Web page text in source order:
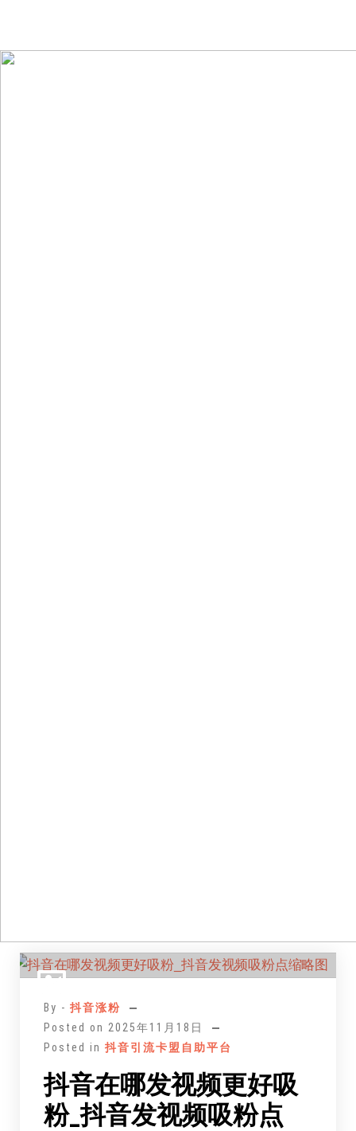
By - 抖音涨粉
Posted on 2025年11月18日
Posted in 抖音引流卡盟自助平台
抖音在哪发视频更好吸
粉_抖音发视频吸粉点